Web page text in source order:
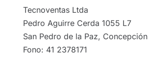
Tecnoventas Ltda
Pedro Aguirre Cerda 1055 L7
San Pedro de la Paz, Concepción
Fono: 41 2378171